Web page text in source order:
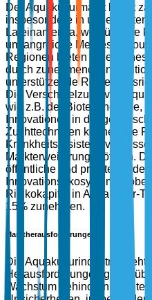
Der Aquakulturmarkt bietet
insbesondere in ungenutzten
Lateinamerika, wo günstige
umfangreiche
Regionen bieten erhebliches
durch zunehmende
unterstützende
Die Verschmelzung von
wie z.B. der Biotechnologie,
Innovationen in der
Zuchttechniken können die
Krankheitsresistenz
Markterweiterung eröffnen.
öffentliche und private
Innovationsökosystem,
Risikokapital in Aquakultur-
15% zunehmen.
Marktherausforderungen
Die Aquakulturindustrie sieht
Herausforderungen
Wachstum behindern